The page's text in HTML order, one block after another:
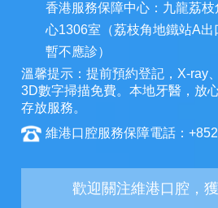
香港服務保障中心：九龍荔
心1306室（荔枝角地鐵站A
暫不應診）
溫馨提示：提前預約登記，X-ray
3D數字掃描免費。本地牙醫，放
存放服務。
維港口腔服務保障電話：
歡迎關注維港口腔，